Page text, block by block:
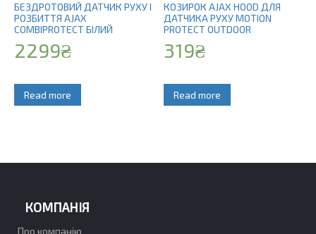
БЕЗДРОТОВИЙ ДАТЧИК РУХУ І
РОЗБИТТЯ AJAX
COMBIPROTECT БІЛИЙ
2299₴
Read more
КОЗИРОК AJAX HOOD ДЛЯ
ДАТЧИКА РУХУ MOTION
PROTECT OUTDOOR
319₴
Read more
КОМПАНІЯ
Про компанію